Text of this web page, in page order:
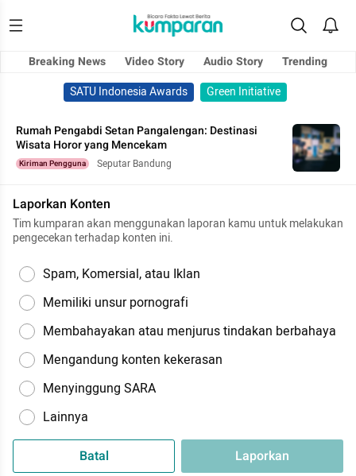
Breaking News Video Story Audio Story
Trending
SATU Indonesia Awards
Green Initiative
Rumah Pengabdi Setan Pangalengan: Destinasi
Wisata Horor yang Mencekam
Kiriman Pengguna Seputar Bandung
Laporkan Konten
Tim kumparan akan menggunakan laporan kamu untuk melakukan
pengecekan terhadap konten ini.
Spam, Komersial, atau Iklan
Memiliki unsur pornografi
Membahayakan atau menjurus tindakan berbahaya
Mengandung konten kekerasan
Menyinggung SARA
Lainnya
Batal Laporkan